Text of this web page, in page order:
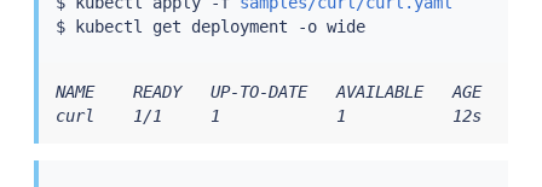
$ kubectl get deployment -o wide
NAME    READY   UP-TO-DATE   AVAILABLE   AGE
curl    1/1     1            1           12s   curl